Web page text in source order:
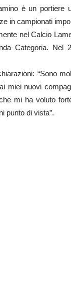
è un
in campionati
nel Calcio
Categoria. Nel
“Sono
miei nuovi
mi ha voluto
punto di vista”.